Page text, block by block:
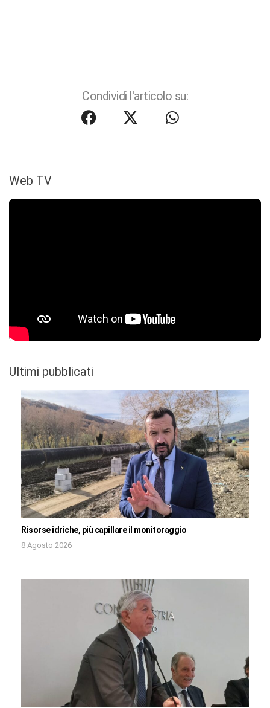
Condividi l'articolo su:
Web TV
Ultimi pubblicati
Risorse idriche, più capillare il monitoraggio
8 Agosto 2026